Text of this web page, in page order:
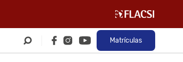
Matrículas